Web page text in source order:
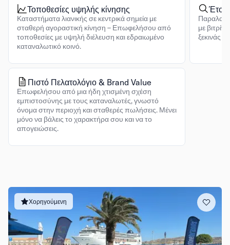
Τοποθεσίες υψηλής κίνησης
Καταστήματα λιανικής σε κεντρικά σημεία με
σταθερή αγοραστική κίνηση – Επωφελήσου από
τοποθεσίες με υψηλή διέλευση και εδραιωμένο
καταναλωτικό κοινό.
με
ξεκινάς
Πιστό Πελατολόγιο & Brand Value
Επωφελήσου από μια ήδη χτισμένη σχέση
εμπιστοσύνης με τους καταναλωτές, γνωστό
όνομα στην περιοχή και σταθερές πωλήσεις. Μένει
μόνο να βάλεις το χαρακτήρα σου και να το
απογειώσεις.
Χορηγούμενη